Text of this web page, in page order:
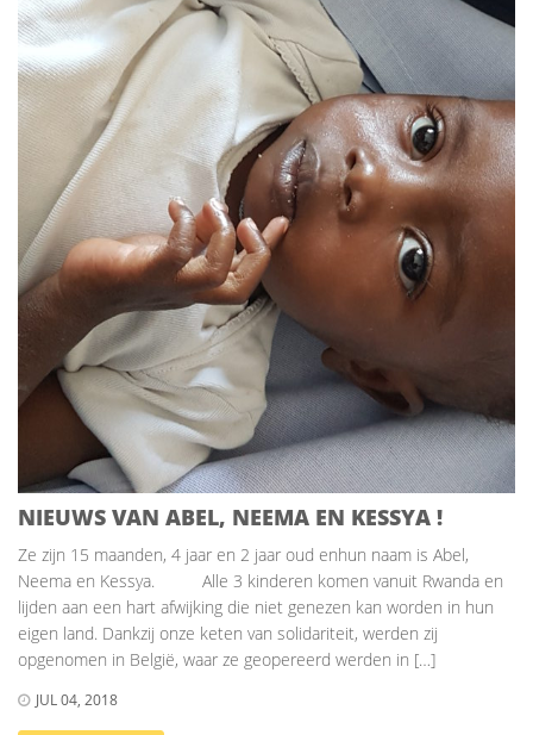
NIEUWS VAN ABEL, NEEMA EN KESSYA !
Ze zijn 15 maanden, 4 jaar en 2 jaar oud enhun naam is Abel,
Neema en Kessya. Alle 3 kinderen komen vanuit Rwanda en
lijden aan een hart afwijking die niet genezen kan worden in hun
eigen land. Dankzij onze keten van solidariteit, werden zij
opgenomen in België, waar ze geopereerd werden in […]
JUL 04, 2018